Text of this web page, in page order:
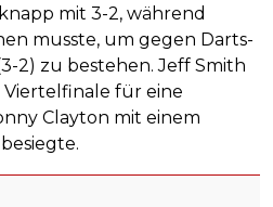
mit 3-2, während
musste, um gegen Darts-
2) zu bestehen. Jeff Smith
für eine
Clayton mit einem